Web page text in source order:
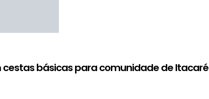
cestas básicas para comunidade de Itacaré